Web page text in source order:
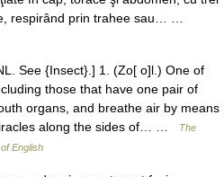
respirând prin trahee sau… …
See {Insect}.] 1. (Zo[ o]l.) One of
those that have one pair of
organs, and breathe air by means
along the sides of… …
The
English